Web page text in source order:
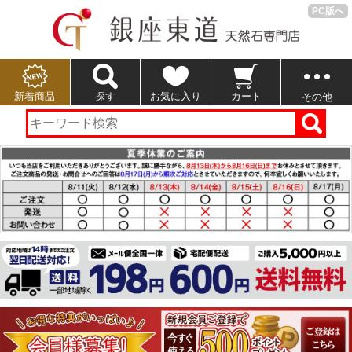
PC版へ
新着商品 探す お気に入り カート その他